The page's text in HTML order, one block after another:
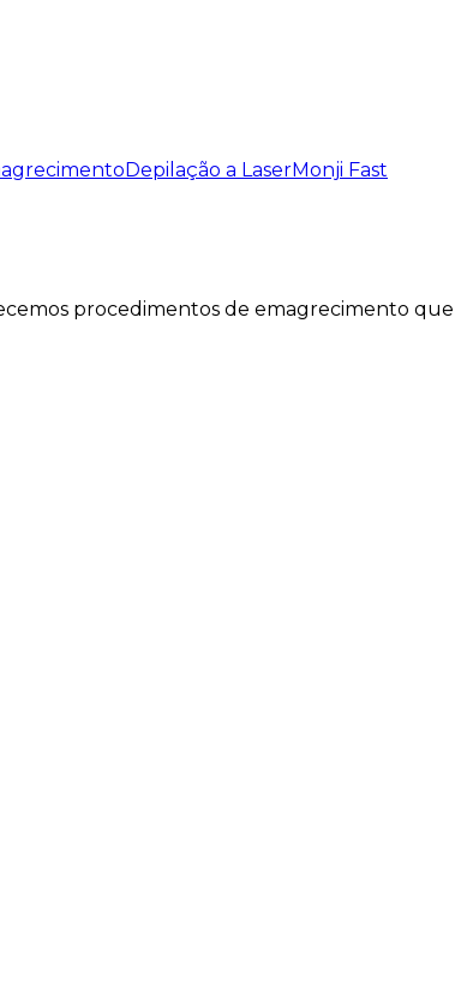
Depilação a LaserMonji Fast
procedimentos de emagrecimento